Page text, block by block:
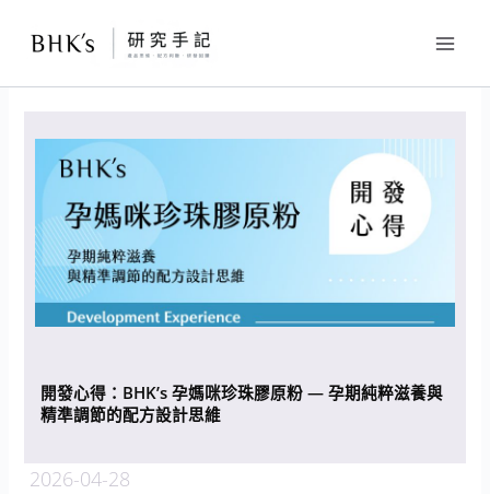
要
開發心得：BHK’s 孕媽咪珍珠膠原粉 — 孕期純粹滋養與
精準調節的配方設計思維
2026-04-28